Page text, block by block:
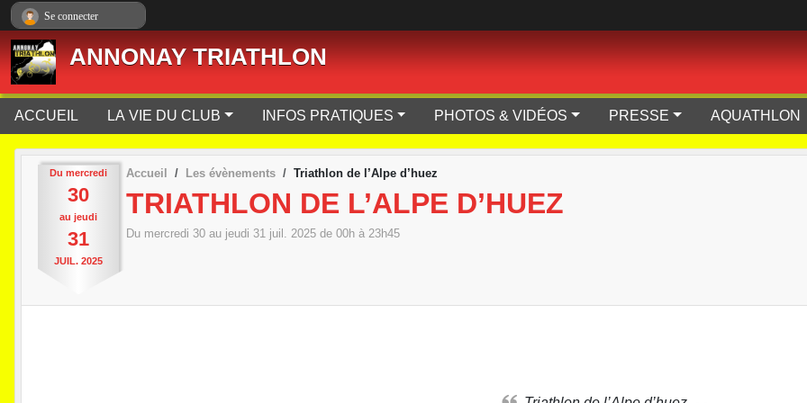
ANNONAY TRIATHLON
ACCUEIL LA VIE DU CLUB INFOS PRATIQUES PHOTOS & VIDÉOS PRESSE AQUATHLON
Du mercredi
30
au jeudi
31
JUIL. 2025
Accueil Les évènements Triathlon de l’Alpe d’huez
TRIATHLON DE L’ALPE D’HUEZ
Du mercredi 30 au jeudi 31 juil. 2025 de 00h à 23h45
Se connecter
Panneau de gestion des cookies